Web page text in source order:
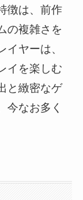
徴は、前作
の複雑さを
ヤーは、
イを楽しむ
と緻密なゲ
今なお多く